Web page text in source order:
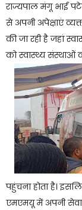
राज्यपाल मंगू भाई
से अपनी अपेक्षाएं
की जा रही है जहां
को स्वास्थ्य संस्थाओं
पहुंचना होता है।
एमएमयू में अपनी सेवा